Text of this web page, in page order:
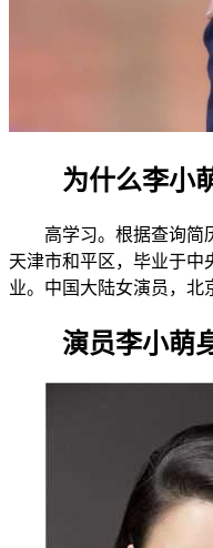
为什么李小
高学习。根据查询简
天津市和平区，毕业于中
业。中国大陆女演员，北
演员李小萌